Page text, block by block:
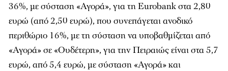
36%, με σύσταση «Αγορά», για τη Eurobank στα 2,80
ευρώ (από 2,50 ευρώ), που συνεπάγεται ανοδικό
περιθώριο 16%, με τη σύσταση να υποβαθμίζεται από
«Αγορά» σε «Ουδέτερη», για την Πειραιώς είναι στα 5,7
ευρώ, από 5,4 ευρώ, με σύσταση «Αγορά» και